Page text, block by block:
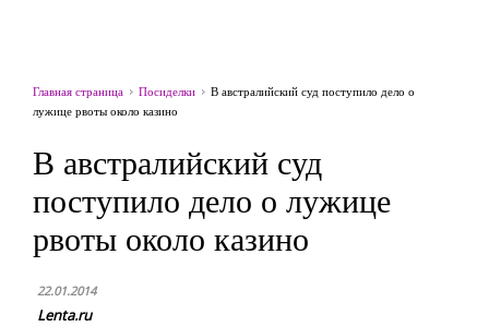
Главная страница Посиделки
В австралийский суд поступило дело о
лужице рвоты около казино
В австралийский суд
поступило дело о лужице
рвоты около казино
22.01.2014
Lenta.ru